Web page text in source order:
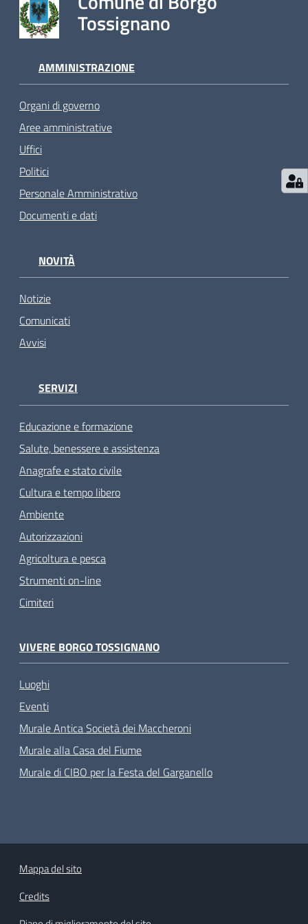
Tossignano
AMMINISTRAZIONE
Organi di governo
Aree amministrative
Uffici
Politici
Personale Amministrativo
Documenti e dati
NOVITÀ
Notizie
Comunicati
Avvisi
SERVIZI
Educazione e formazione
Salute, benessere e assistenza
Anagrafe e stato civile
Cultura e tempo libero
Ambiente
Autorizzazioni
Agricoltura e pesca
Strumenti on-line
Cimiteri
VIVERE BORGO TOSSIGNANO
Luoghi
Eventi
Murale Antica Società dei Maccheroni
Murale alla Casa del Fiume
Murale di CIBO per la Festa del Garganello
Mappa del sito
Credits